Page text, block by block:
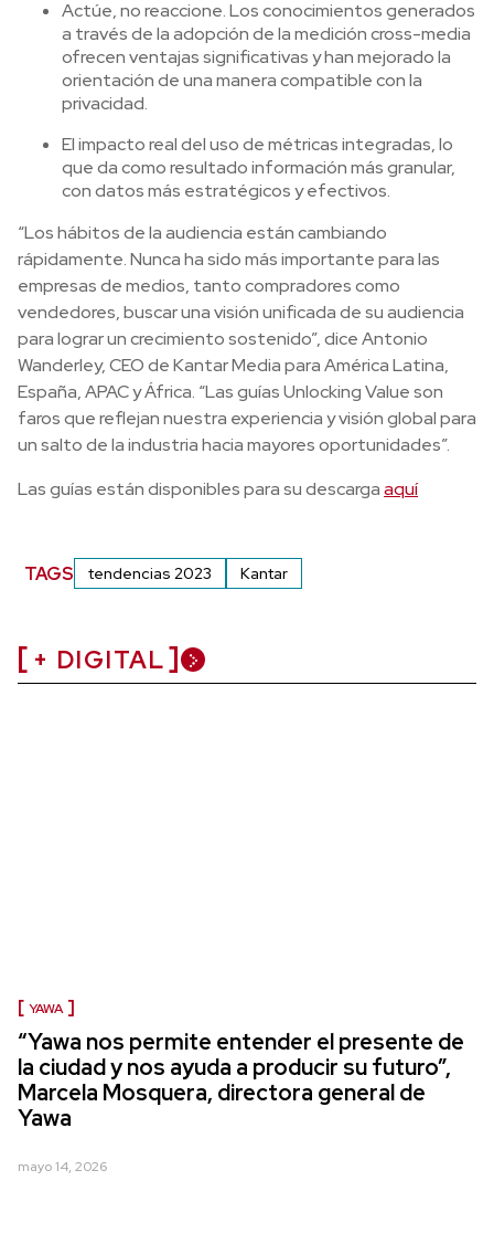
Actúe, no reaccione. Los conocimientos generados
a través de la adopción de la medición cross-media
ofrecen ventajas significativas y han mejorado la
orientación de una manera compatible con la
privacidad.
El impacto real del uso de métricas integradas, lo
que da como resultado información más granular,
con datos más estratégicos y efectivos.
“Los hábitos de la audiencia están cambiando
rápidamente. Nunca ha sido más importante para las
empresas de medios, tanto compradores como
vendedores, buscar una visión unificada de su audiencia
para lograr un crecimiento sostenido”, dice Antonio
Wanderley, CEO de Kantar Media para América Latina,
España, APAC y África. “Las guías Unlocking Value son
faros que reflejan nuestra experiencia y visión global para
un salto de la industria hacia mayores oportunidades”.
Las guías están disponibles para su descargaaquí
TAGS tendencias 2023 Kantar
+ DIGITAL
YAWA
“Yawa nos permite entender el presente de
la ciudad y nos ayuda a producir su futuro”,
Marcela Mosquera, directora general de
Yawa
mayo 14, 2026